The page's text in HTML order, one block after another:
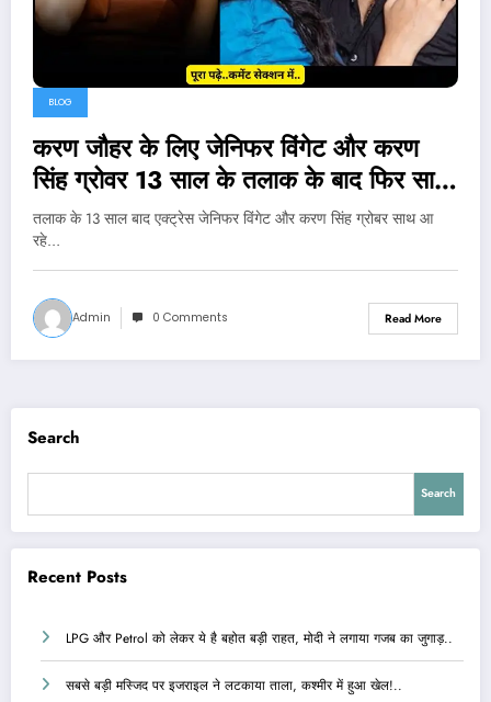
BLOG
करण जौहर के लिए जेनिफर विंगेट और करण
सिंह ग्रोवर 13 साल के तलाक के बाद फिर साथ
आए..
तलाक के 13 साल बाद एक्ट्रेस जेनिफर विंगेट और करण सिंह ग्रोबर साथ आ
रहे…
Admin 0 Comments Read More
Search
Search
Recent Posts
LPG और Petrol को लेकर ये है बहोत बड़ी राहत, मोदी ने लगाया गजब का जुगाड़..
सबसे बड़ी मस्जिद पर इजराइल ने लटकाया ताला, कश्मीर में हुआ खेल!..